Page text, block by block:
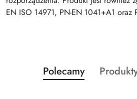
EN ISO 14971, PN-EN 1041+A1 oraz
Pomiń karuzelę produktów
Produkty
o
Polecamy
Produkty